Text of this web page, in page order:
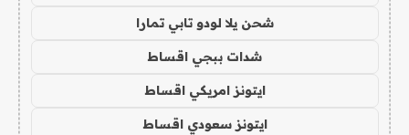
شحن يلا لودو تابي تمارا
شدات ببجي اقساط
ايتونز امريكي اقساط
ايتونز سعودي اقساط